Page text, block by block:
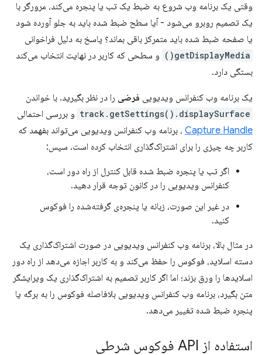
وقتی یک برنامه وب شروع به ضبط یک تب یا پنجره می‌کند، مرورگر با
یک تصمیم روبرو می‌شود - آیا سطح ضبط شده باید به جلو آورده شود
یا صفحه ضبط شده باید متمرکز باقی بماند؟ پاسخ به دلیل فراخوانی
getDisplayMedia()
و سطحی که کاربر در نهایت انتخاب می‌کند
بستگی دارد.
یک برنامه وب کنفرانس ویدیویی فرضی را در نظر بگیرید. با خواندن
track.getSettings().displaySurface و بررسی احتمالی
Capture Handle ، برنامه وب کنفرانس ویدیویی می‌تواند بفهمد که
کاربر چه چیزی را برای اشتراک‌گذاری انتخاب کرده است. سپس:
اگر تب یا پنجره ضبط شده قابل کنترل از راه دور است،
کنفرانس ویدیویی را در کانون توجه قرار دهید.
در غیر این صورت، زبانه یا پنجره‌ی گرفته‌شده را فوکوس
کنید.
در مثال بالا، برنامه وب کنفرانس ویدیویی در صورت اشتراک‌گذاری یک
دسته اسلاید، فوکوس را حفظ می‌کند و به کاربر اجازه می‌دهد از راه دور
اسلایدها را ورق بزند؛ اما اگر کاربر تصمیم به اشتراک‌گذاری یک ویرایشگر
متن بگیرد، برنامه وب کنفرانس ویدیویی بلافاصله فوکوس را به برگه یا
پنجره ضبط شده تغییر می‌دهد.
استفاده از API فوکوس شرطی